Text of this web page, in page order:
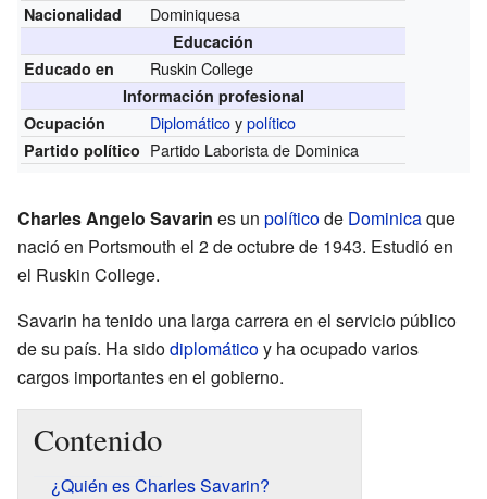
Nacionalidad Dominiquesa
Educación
Educado en
Ruskin College
Información profesional
Ocupación
Diplomáticoypolítico
Partido político Partido Laborista de Dominica
Charles Angelo Savarin es un políticode Dominicaque
nació en Portsmouth el 2 de octubre de 1943. Estudió en
el Ruskin College.
Savarin ha tenido una larga carrera en el servicio público
de su país. Ha sidodiplomáticoy ha ocupado varios
cargos importantes en el gobierno.
Contenido
¿Quién es Charles Savarin?